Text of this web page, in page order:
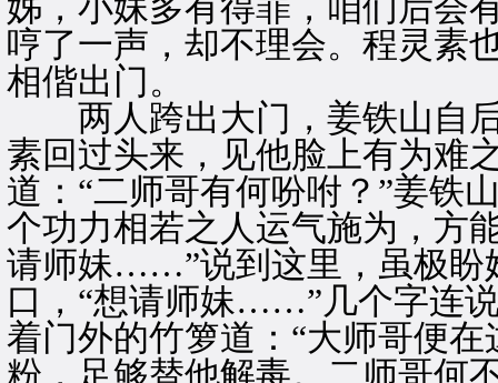
姊，小妹多有得罪，咱们后会
哼了一声，却不理会。程灵素
相偕出门。
两人跨出大门，姜铁山自后
素回过头来，见他脸上有为难
道：“二师哥有何吩咐？”姜铁
个功力相若之人运气施为，方
请师妹……”说到这里，虽极盼
口，“想请师妹……”几个字连
着门外的竹箩道：“大师哥便
粉，足够替他解毒。二师哥何